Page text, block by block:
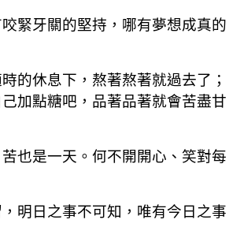
緊牙關的堅持，哪有夢想成真的
的休息下，熬著熬著就過去了；
加點糖吧，品著品著就會苦盡甘
也是一天。何不開開心、笑對每
明日之事不可知，唯有今日之事